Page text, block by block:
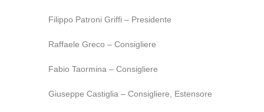
Filippo Patroni Griffi – Presidente
Raffaele Greco – Consigliere
Fabio Taormina – Consigliere
Giuseppe Castiglia – Consigliere, Estensore